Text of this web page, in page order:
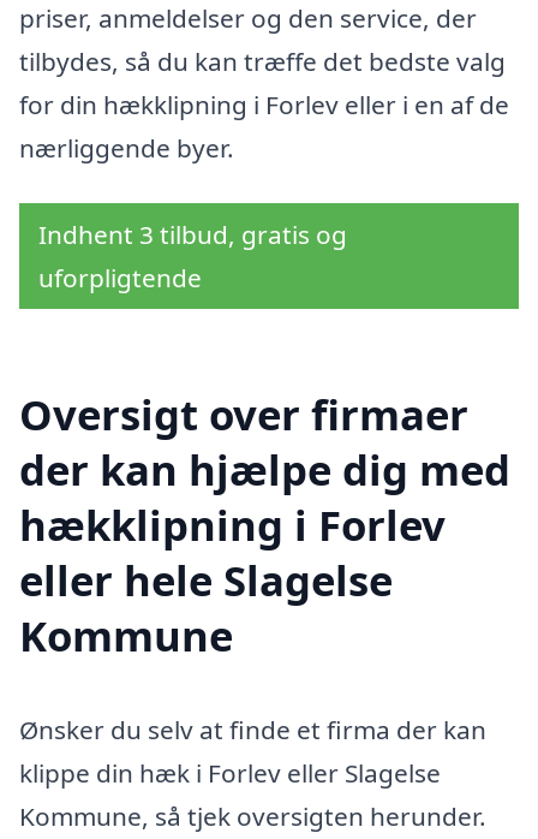
priser, anmeldelser og den service, der
tilbydes, så du kan træffe det bedste valg
for din hækklipning i Forlev eller i en af de
nærliggende byer.
Indhent 3 tilbud, gratis og
uforpligtende
Oversigt over firmaer
der kan hjælpe dig med
hækklipning i Forlev
eller hele Slagelse
Kommune
Ønsker du selv at finde et firma der kan
klippe din hæk i Forlev eller Slagelse
Kommune, så tjek oversigten herunder.